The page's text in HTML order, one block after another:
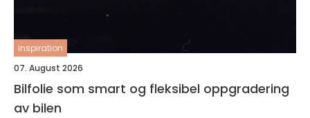
inspiration
07. August 2026
Bilfolie som smart og fleksibel oppgradering
av bilen